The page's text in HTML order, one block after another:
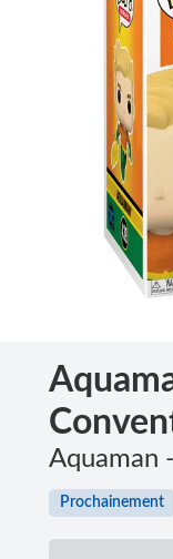
Aquaman
Prochainement